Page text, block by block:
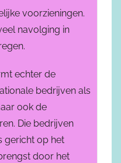
voorzieningen.
navolging in
echter de
bedrijven als
ook de
Die bedrijven
gericht op het
door het